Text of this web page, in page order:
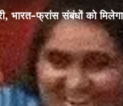
भारत-फ्रांस संबंधों को